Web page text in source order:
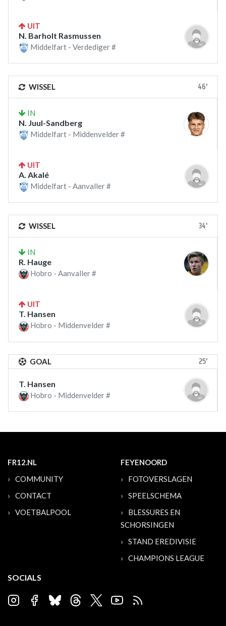
UIT
N. Barholt Rasmussen
Middelfart - Verdediger #
WISSEL 46'
IN
N. Juul-Sandberg
Middelfart - Middenvelder #
UIT
A. Akalé
Middelfart - Aanvaller #
WISSEL 34'
IN
R. Hauge
Hobro - Aanvaller #
UIT
T. Hansen
Hobro - Middenvelder #
GOAL 25'
T. Hansen
Hobro - Middenvelder #
FR12.NL
COMMUNITY
CONTACT
VOETBALPOOL
FEYENOORD
FOTOVERSLAGEN
SPEELSCHEMA
BLESSURES EN
SCHORSINGEN
STAND EREDIVISIE
CHAMPIONS LEAGUE
SOCIALS